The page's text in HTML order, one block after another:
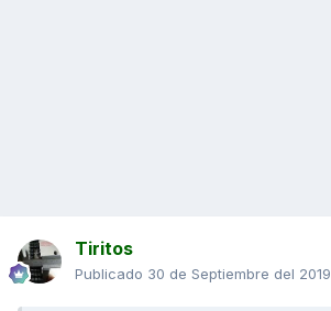
Tiritos
Publicado 30 de Septiembre del 2019